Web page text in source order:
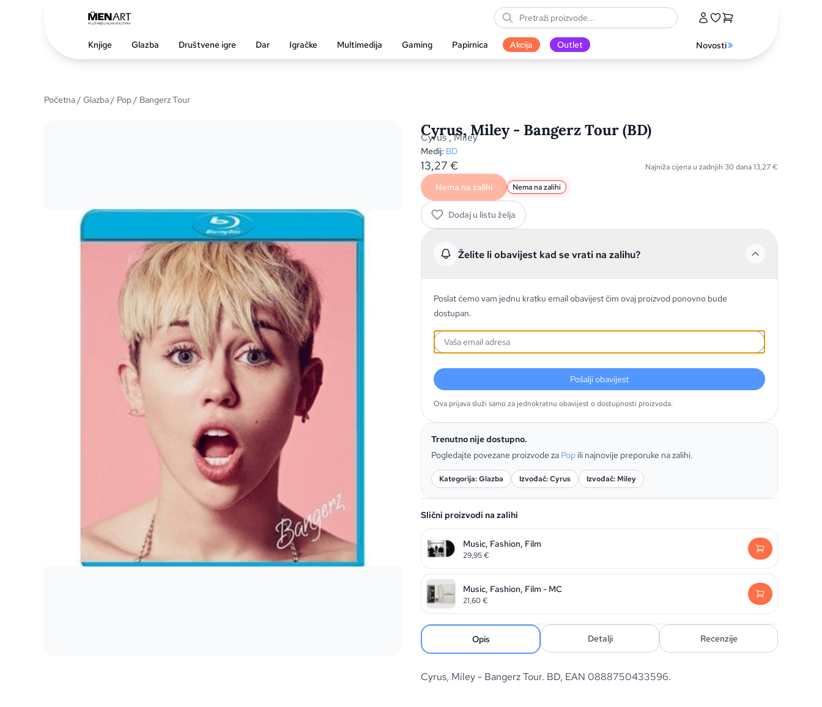
Knjige Glazba Društvene igre Dar Igračke Multimedija Gaming Papirnica Akcija Outlet Novosti
Početna/ Glazba/ Pop/ Bangerz Tour
Cyrus, Miley - Bangerz Tour (BD)
Cyrus,Miley
Medij: BD
13,27 € Najniža cijena u zadnjih 30 dana13,27€
Nema na zalihi Nema na zalihi
Dodaj u listu želja
Želite li obavijest kad se vrati na zalihu?
Poslat ćemo vam jednu kratku email obavijest čim ovaj proizvod ponovno bude
dostupan.
Pošalji obavijest
Ova prijava služi samo za jednokratnu obavijest o dostupnosti proizvoda.
Trenutno nije dostupno.
Pogledajte povezane proizvode za Pop ili najnovije preporuke na zalihi.
Kategorija: Glazba Izvođač: Cyrus Izvođač: Miley
Slični proizvodi na zalihi
Music, Fashion, Film
29,95€
Music, Fashion, Film - MC
21,60€
Opis Detalji Recenzije
Cyrus, Miley - Bangerz Tour. BD, EAN 0888750433596.